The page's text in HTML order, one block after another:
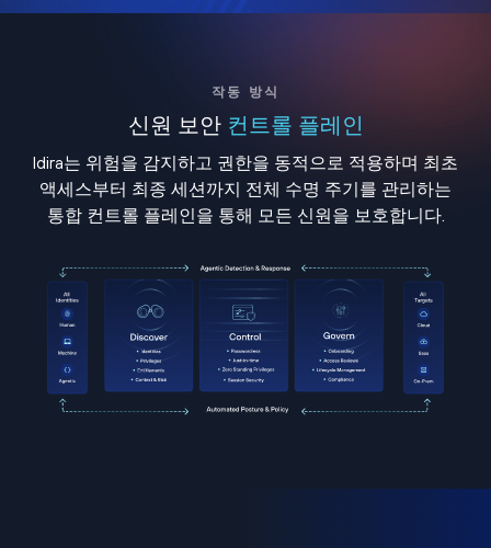
작동 방식
신원 보안 컨트롤 플레인
Idira는 위험을 감지하고 권한을 동적으로 적용하며 최초
액세스부터 최종 세션까지 전체 수명 주기를 관리하는
통합 컨트롤 플레인을 통해 모든 신원을 보호합니다.